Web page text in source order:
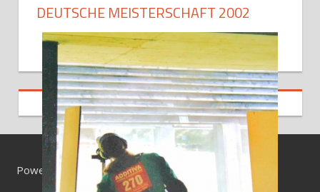
DEUTSCHE MEISTERSCHAFT 2002
Powered by WordPressand Tortuga